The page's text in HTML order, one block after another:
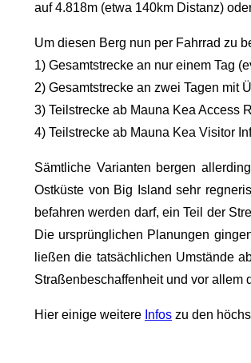
auf 4.818m (etwa 140km Distanz)
Um diesen Berg nun per Fahrrad zu
1) Gesamtstrecke an nur einem Tag
2) Gesamtstrecke an zwei Tagen mit
3) Teilstrecke ab Mauna Kea Access
4) Teilstrecke ab Mauna Kea Visitor
Sämtliche Varianten bergen
Ostküste von Big Island sehr
befahren werden darf, ein Teil der
Die ursprünglichen Planungen
ließen die tatsächlichen Umstände
Straßenbeschaffenheit und vor allem
Hier einige weitere Infos zu den